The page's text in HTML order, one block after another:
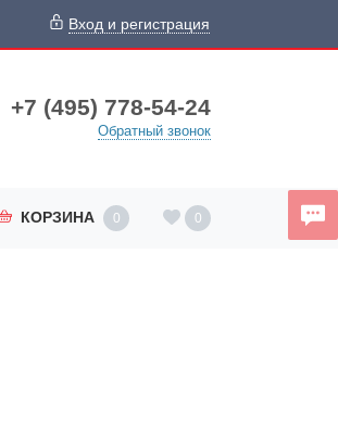
Вход и регистрация
+7 (495) 778-54-24
Обратный звонок
КОРЗИНА 0 0